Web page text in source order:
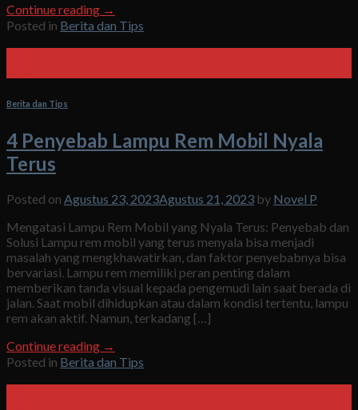
Continue reading →
Posted in Berita dan Tips
Berita dan Tips
4 Penyebab Lampu Rem Mobil Nyala
Terus
Posted on Agustus 23, 2023Agustus 21, 2023 by Novel P
Mengatasi Lampu Rem Mobil yang Nyala Terus: Penyebab dan
Solusi Lampu rem mobil yang terus menyala bisa menjadi
masalah yang mengkhawatirkan, dan faktor penyebabnya bisa
bervariasi. Lampu rem memiliki peran penting dalam
memberikan tanda visual kepada pengemudi lain saat berada di
jalan. Saat mobil dihidupkan atau dalam kondisi tertentu, lampu
rem akan aktif. Namun, terkadang […]
Continue reading →
Posted in Berita dan Tips